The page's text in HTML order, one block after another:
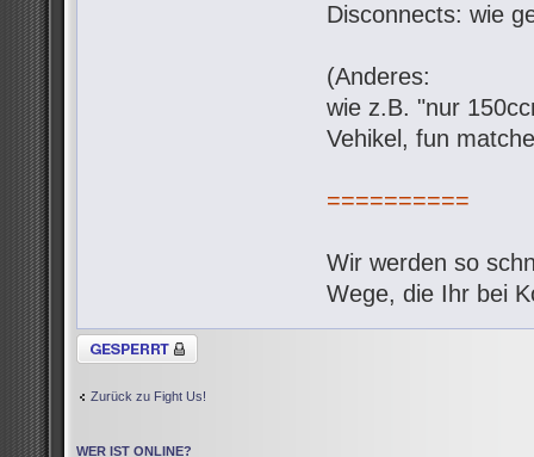
Disconnects: wie
(Anderes:
wie z.B. "nur
Vehikel, fun
==========
Wir werden so
Wege, die Ihr bei
Thema gesperrt
Zurück zu Fight Us!
WER IST ONLINE?